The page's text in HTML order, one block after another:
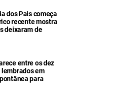
dos Pais começa
recente mostra
deixaram de
entre os dez
em
para